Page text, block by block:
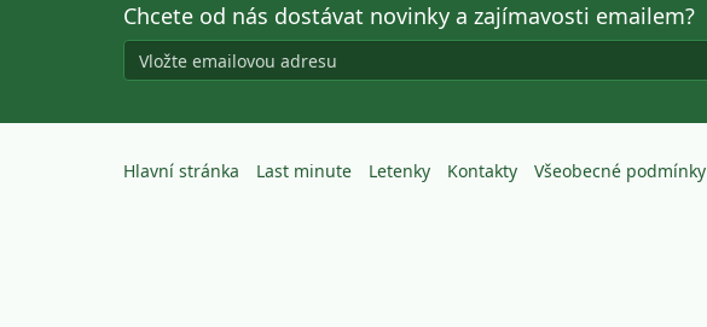
Chcete od nás dostávat novinky a zajímavosti emailem?
Hlavní stránka Last minute Letenky Kontakty Všeobecné podmínky